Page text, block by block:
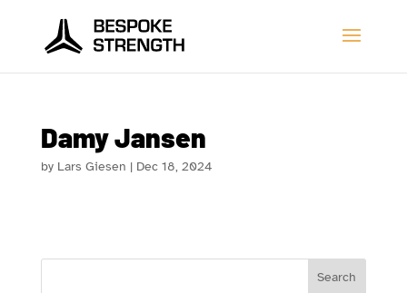
Damy Jansen
by Lars Giesen | Dec 18, 2024
Search